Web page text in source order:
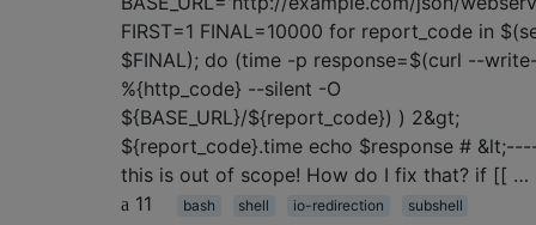
FIRST=1 FINAL=10000 for report_code in
$FINAL); do (time -p response=$(curl --
%{http_code} --silent -O
${BASE_URL}/${report_code}) ) 2&gt;
${report_code}.time echo $response #
this is out of scope! How do I fix that? if [[ …
11
bash shell io-redirection subshell